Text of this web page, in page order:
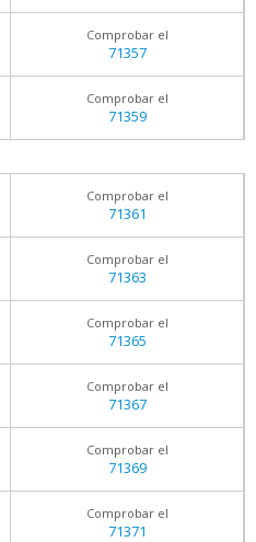
Comprobar el
71357
Comprobar el
71359
Comprobar el
71361
Comprobar el
71363
Comprobar el
71365
Comprobar el
71367
Comprobar el
71369
Comprobar el
71371